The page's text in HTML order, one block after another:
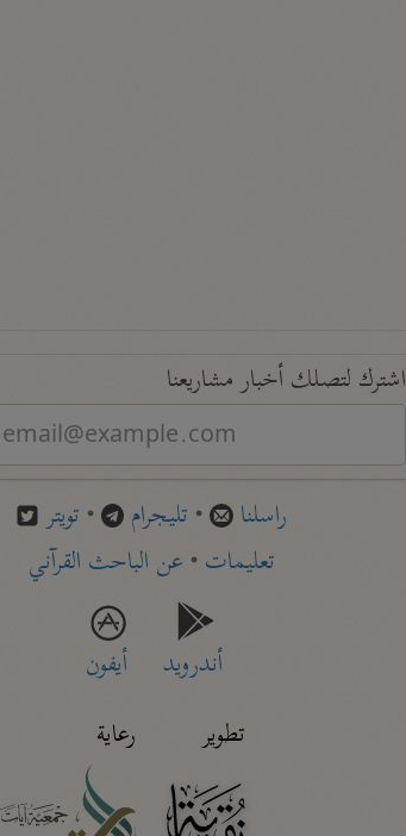
اشترك لتصلك أخبار مشاريعنا
راسلنا • تليجرام • تويتر
تعليمات• عن الباحث القرآني
أندرويد
أيفون
تطوير
رعاية